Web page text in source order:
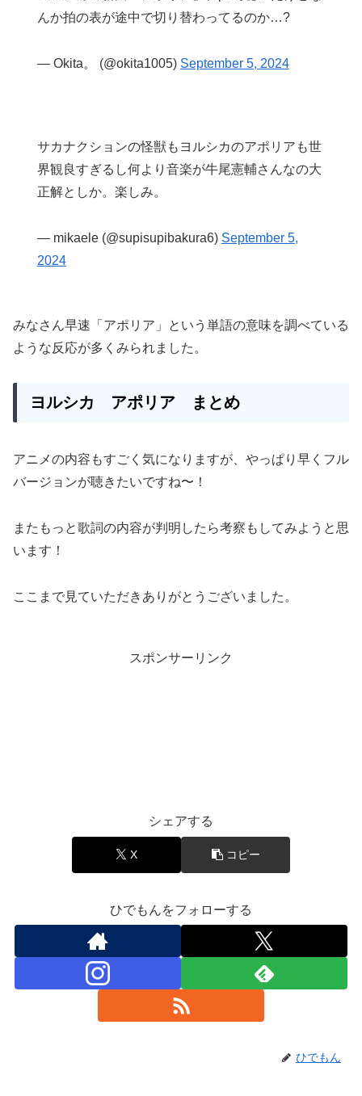
んか拍の表が途中で切り替わってるのか…?
— Okita。 (@okita1005) September 5, 2024
サカナクションの怪獣もヨルシカのアポリアも世
界観良すぎるし何より音楽が牛尾憲輔さんなの大
正解としか。楽しみ。
— mikaele (@supisupibakura6) September 5,
2024
みなさん早速「アポリア」という単語の意味を調べている
ような反応が多くみられました。
ヨルシカ アポリア まとめ
アニメの内容もすごく気になりますが、やっぱり早くフル
バージョンが聴きたいですね〜！
またもっと歌詞の内容が判明したら考察もしてみようと思
います！
ここまで見ていただきありがとうございました。
スポンサーリンク
シェアする
X コピー
ひでもんをフォローする
ひでもん